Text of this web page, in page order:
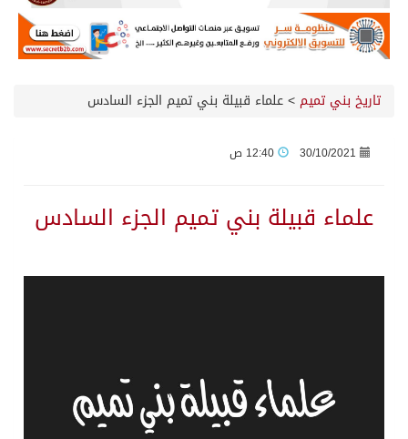
تاريخ بني تميم >علماء قبيلة بني تميم الجزء السادس
30/10/2021
علماء قبيلة بني تميم الجزء السادس